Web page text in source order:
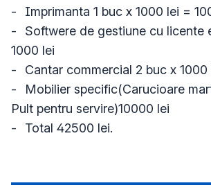
-	Imprimanta 1 buc x 1000 lei = 1000
-	Softwere de gestiune cu licente educationale
1000 lei
-	Cantar commercial 2 buc x 1000 lei = 2000 lei
-	Mobilier specific(Carucioare marfa , Cantar ,
Pult pentru servire)10000 lei
-	Total 42500 lei.